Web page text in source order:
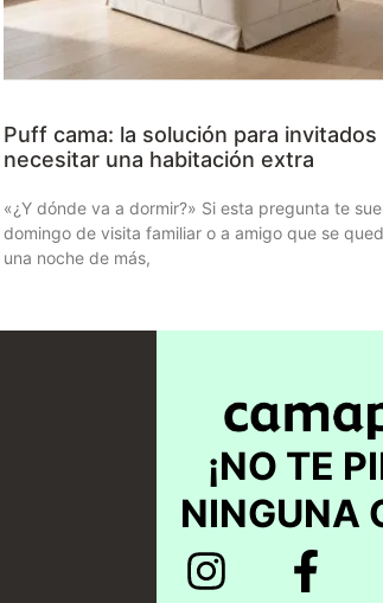
Puff cama: la solución para invitados
necesitar una habitación extra
«¿Y dónde va a dormir?» Si esta pregunta te
domingo de visita familiar o a amigo que se
una noche de más,
¡NO TE
NINGUNA